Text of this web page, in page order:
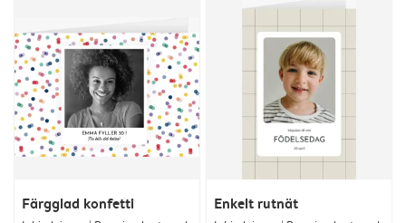
Färgglad konfetti Enkelt rutnät